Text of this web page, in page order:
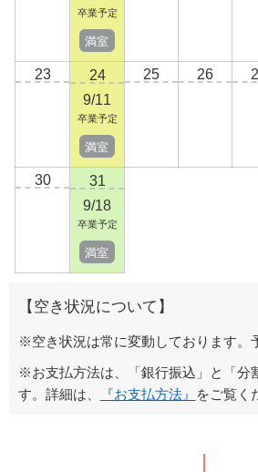
卒業予定
満室
23
24
9/11
卒業予定
満室
25 26
30
31
9/18
卒業予定
満室
【空き状況について】
※空き状況は常に変動しております。
※お支払方法は、「銀行振込」と「分
す。詳細は、
『お支払方法』 をご覧く